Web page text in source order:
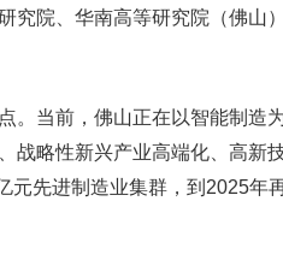
究院、华南高等研究院（佛山
当前，佛山正在以智能制造
战略性新兴产业高端化、高新
元先进制造业集群，到2025年